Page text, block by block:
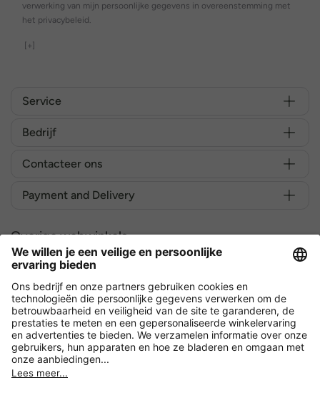
verwerking van mijn persoonlijke gegevens in overeenstemming met
het privacybeleid.
[+]
Service
Bedrijf
Contacteer ons
Payment and Delivery
Overige webwinkels
België
Versleuteling met